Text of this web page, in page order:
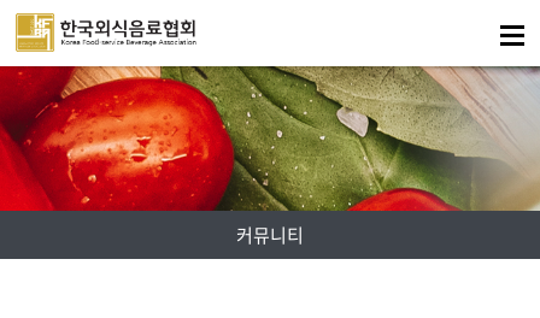
주메뉴 바로가기
컨텐츠 바로가기
커뮤니티